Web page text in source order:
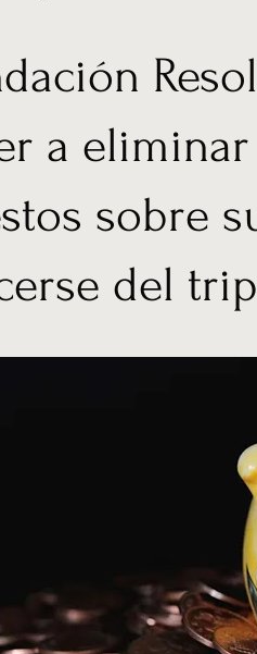
a
sobre
del